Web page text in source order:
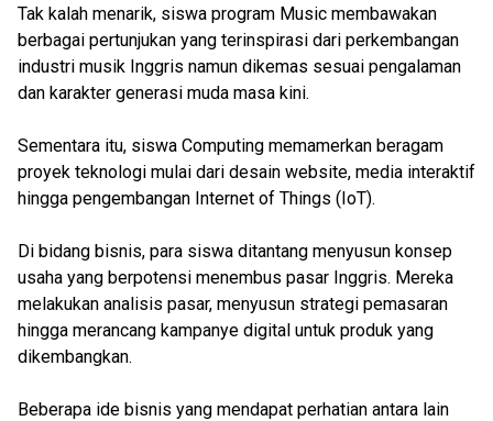
Tak kalah menarik, siswa program Music membawakan
berbagai pertunjukan yang terinspirasi dari perkembangan
industri musik Inggris namun dikemas sesuai pengalaman
dan karakter generasi muda masa kini.
Sementara itu, siswa Computing memamerkan beragam
proyek teknologi mulai dari desain website, media interaktif
hingga pengembangan Internet of Things (IoT).
Di bidang bisnis, para siswa ditantang menyusun konsep
usaha yang berpotensi menembus pasar Inggris. Mereka
melakukan analisis pasar, menyusun strategi pemasaran
hingga merancang kampanye digital untuk produk yang
dikembangkan.
Beberapa ide bisnis yang mendapat perhatian antara lain